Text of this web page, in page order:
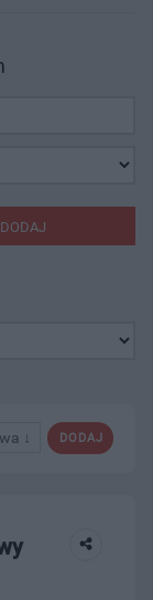
DODAJ
DODAJ
↓